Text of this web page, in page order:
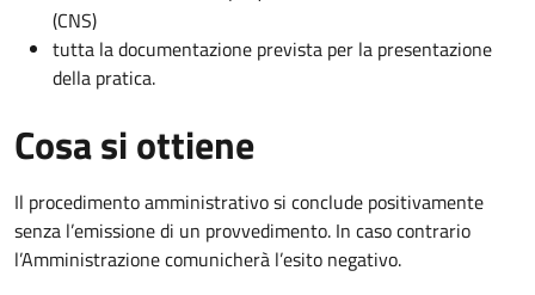
(CNS)
tutta la documentazione prevista per la presentazione
della pratica.
Cosa si ottiene
Il procedimento amministrativo si conclude positivamente
senza l’emissione di un provvedimento. In caso contrario
l’Amministrazione comunicherà l’esito negativo.